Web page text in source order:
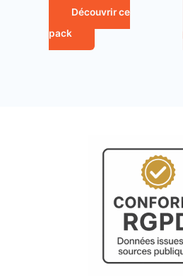
Découvrir ce
pack